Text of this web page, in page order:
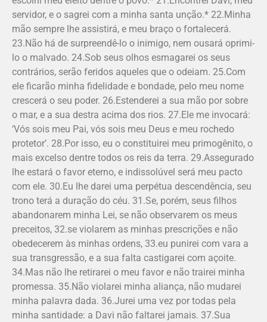
servidor, e o sagrei com a minha santa unção.* 22.Minha
mão sempre lhe assistirá, e meu braço o fortalecerá.
23.Não há de surpreendê-lo o inimigo, nem ousará oprimi-
lo o malvado. 24.Sob seus olhos esmagarei os seus
contrários, serão feridos aqueles que o odeiam. 25.Com
ele ficarão minha fidelidade e bondade, pelo meu nome
crescerá o seu poder. 26.Estenderei a sua mão por sobre
o mar, e a sua destra acima dos rios. 27.Ele me invocará:
‘Vós sois meu Pai, vós sois meu Deus e meu rochedo
protetor’. 28.Por isso, eu o constituirei meu primogênito, o
mais excelso dentre todos os reis da terra. 29.Assegurado
lhe estará o favor eterno, e indissolúvel será meu pacto
com ele. 30.Eu lhe darei uma perpétua descendência, seu
trono terá a duração do céu. 31.Se, porém, seus filhos
abandonarem minha Lei, se não observarem os meus
preceitos, 32.se violarem as minhas prescrições e não
obedecerem às minhas ordens, 33.eu punirei com vara a
sua transgressão, e a sua falta castigarei com açoite.
34.Mas não lhe retirarei o meu favor e não trairei minha
promessa. 35.Não violarei minha aliança, não mudarei
minha palavra dada. 36.Jurei uma vez por todas pela
minha santidade: a Davi não faltarei jamais. 37.Sua